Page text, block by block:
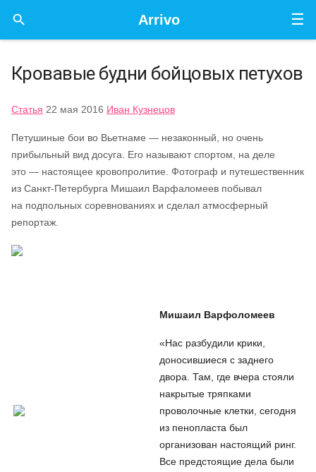
☰
Arrivo

Кровавые будни бойцовых петухов
Статья 22 мая 2016 Иван Кузнецов
Петушиные бои во Вьетнаме — незаконный, но очень
прибыльный вид досуга. Его называют спортом, на деле
это — настоящее кровопролитие. Фотограф и путешественник
из Санкт-Петербурга Мишаил Варфаломеев побывал
на подпольных соревнованиях и сделал атмосферный
репортаж.
Мишаил Варфоломеев
«Нас разбудили крики,
доносившиеся с заднего
двора. Там, где вчера стояли
накрытые тряпками
проволочные клетки, сегодня
из пенопласта был
организован настоящий ринг.
Все предстоящие дела были